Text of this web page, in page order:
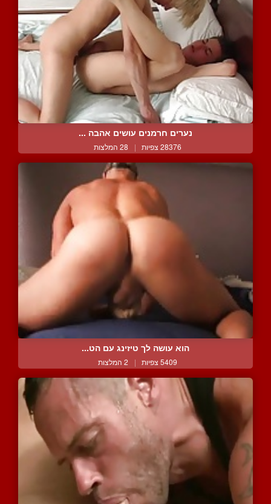
נערים חרמנים עושים אהבה ...
28376 צפיות | 28 המלצות
הוא עושה לך טיזינג עם הט...
5409 צפיות | 2 המלצות